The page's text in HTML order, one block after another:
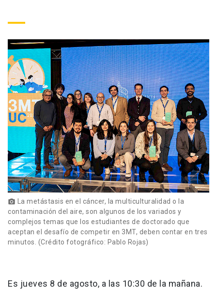
photo_camera La metástasis en el cáncer, la multiculturalidad o la
contaminación del aire, son algunos de los variados y
complejos temas que los estudiantes de doctorado que
aceptan el desafío de competir en 3MT, deben contar en tres
minutos. (Crédito fotográfico: Pablo Rojas)
Es jueves 8 de agosto, a las 10:30 de la mañana.